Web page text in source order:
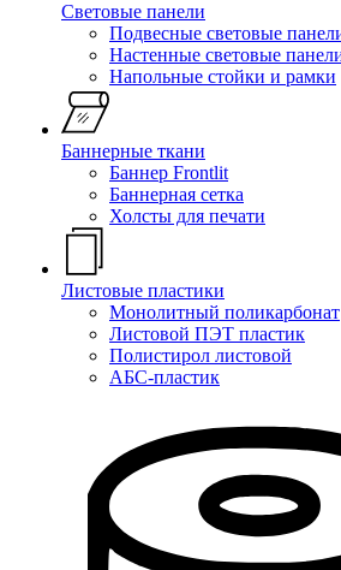
Световые панели
Подвесные световые
Настенные световые
Напольные стойки и рамки
Баннерные ткани
Баннер Frontlit
Баннерная сетка
Холсты для печати
Листовые пластики
Монолитный поликарбонат
Листовой ПЭТ пластик
Полистирол листовой
АБС-пластик